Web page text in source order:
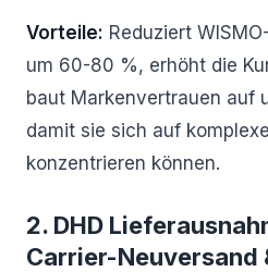
Vorteile: Reduziert
um 60-80 %, erhöht die
baut Markenvertrauen auf
damit sie sich auf
konzentrieren können.
2. DHD
Carrier-Neuversand